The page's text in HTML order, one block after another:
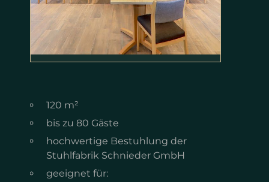
120 m²
bis zu 80 Gäste
hochwertige Bestuhlung der
Stuhlfabrik Schnieder GmbH
geeignet für: